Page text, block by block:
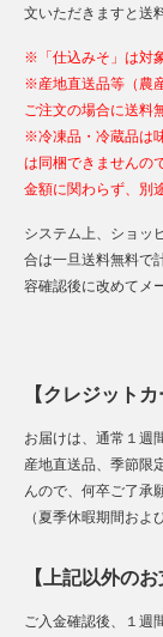
文いただきますと送
※「仕込みそ」は対
※産地直送品等（農
ご注文の場合に送料
※冷凍品・冷蔵品は
は同梱できませんの
金額に関わらず、別
システム上、ショッ
合は一旦送料無料で
容確認後に改めてメ
【クレジット
お届けは、通常１週
産地直送品、季節限
んので、何卒ご了承
（夏季休暇期間およ
【上記以外のお
ご入金確認後、１週